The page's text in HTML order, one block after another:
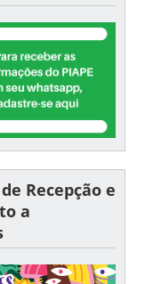
Recepção e
a